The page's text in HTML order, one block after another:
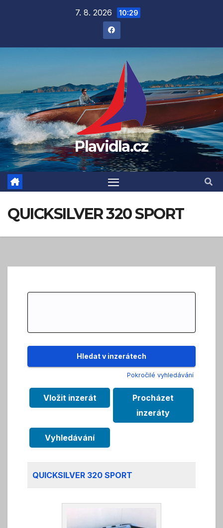
7. 8. 2026 10:29
Plavidla.cz
QUICKSILVER 320 SPORT
Pokročilé vyhledávání
Vložit inzerát
Procházet
inzeráty
Vyhledávání
QUICKSILVER 320 SPORT